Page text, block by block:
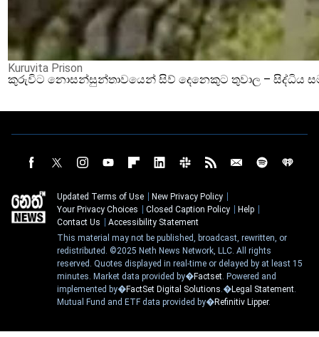
Kuruvita Prison
කුරුවිට නොසන්සුන්තාවයෙන් සිව් දෙනෙකුට තුවාල – සිද්ධිය
Updated Terms of Use
New Privacy Policy
Your Privacy Choices
Closed Caption Policy
Help
Contact Us
Accessibility Statement
This material may not be published, broadcast, rewritten, or
redistributed. ©2025 Neth News Network, LLC. All rights
reserved. Quotes displayed in real-time or delayed by at least 15
minutes. Market data provided by�Factset. Powered and
implemented by�FactSet Digital Solutions.�Legal Statement.
Mutual Fund and ETF data provided by�Refinitiv Lipper.